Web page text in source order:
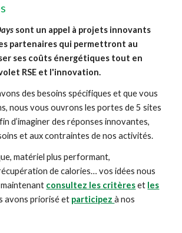
sont un appel à projets innovants
partenaires qui permettront au
ses coûts énergétiques tout en
RSE et l'innovation.
des besoins spécifiques et que vous
nous vous ouvrons les portes de 5 sites
d’imaginer des réponses innovantes,
et aux contraintes de nos activités.
matériel plus performant,
de calories… vos idées nous
consultez les critèreset les
avons priorisé et participezà nos